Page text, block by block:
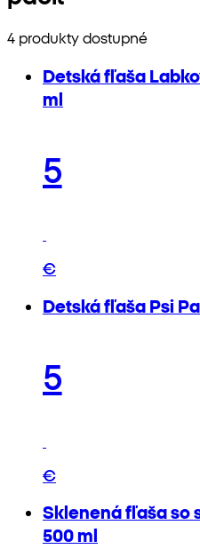
4 produkty dostupné
Detská fľaša
ml
5
€
Detská fľaša Psi
5
€
Sklenená fľaša so
500 ml